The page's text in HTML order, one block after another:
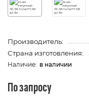
Производитель:
Страна изготовления:
в наличии
По запросу